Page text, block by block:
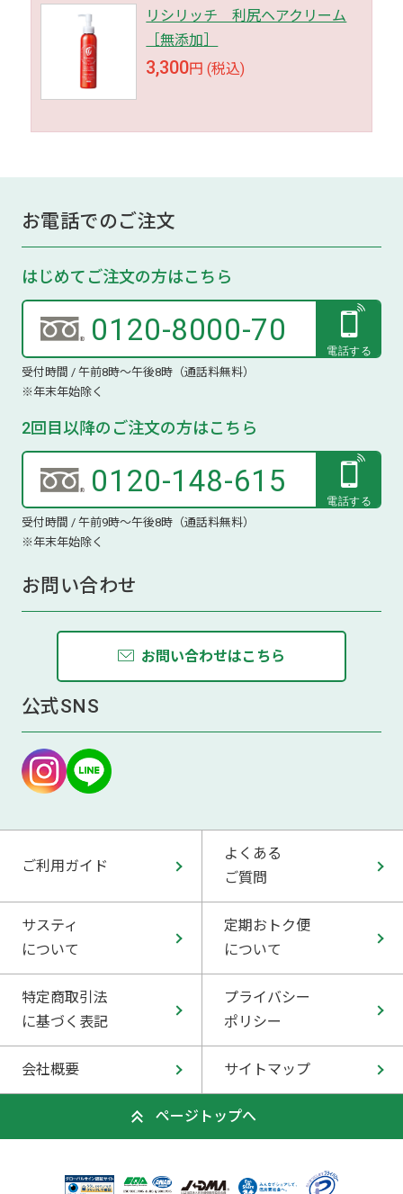
リシリッチ 利尻ヘアクリーム
［無添加］
3,300円 (税込)
お電話でのご注文
はじめてご注文の方はこちら
0120-8000-70
受付時間 / 午前8時～午後8時（通話料無料）
※年末年始除く
2回目以降のご注文の方はこちら
0120-148-615
受付時間 / 午前9時～午後8時（通話料無料）
※年末年始除く
お問い合わせ
お問い合わせはこちら
公式SNS
ご利用ガイド
よくある
ご質問
サスティ
について
定期おトク便
について
特定商取引法
に基づく表記
プライバシー
ポリシー
会社概要 サイトマップ
ページトップへ